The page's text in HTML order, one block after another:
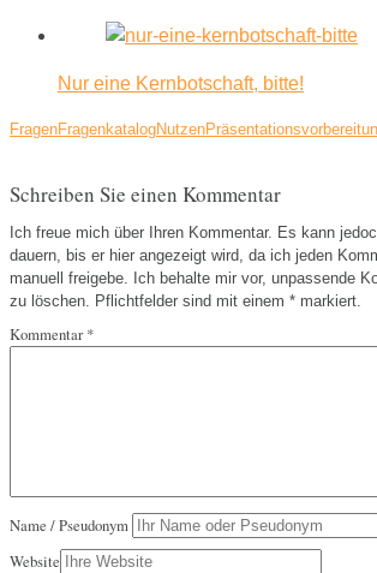
Nur eine Kernbotschaft, bitte!
FragenFragenkatalogNutzen
Schreiben Sie einen Kommentar
Ich freue mich über Ihren Kommentar. Es kann
dauern, bis er hier angezeigt wird, da ich jeden
manuell freigebe. Ich behalte mir vor, unpassende
zu löschen. Pflichtfelder sind mit einem * markiert.
Kommentar*
Name / Pseudonym
Website